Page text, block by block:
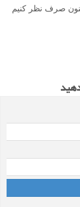
کنون صرف نظر کنیم